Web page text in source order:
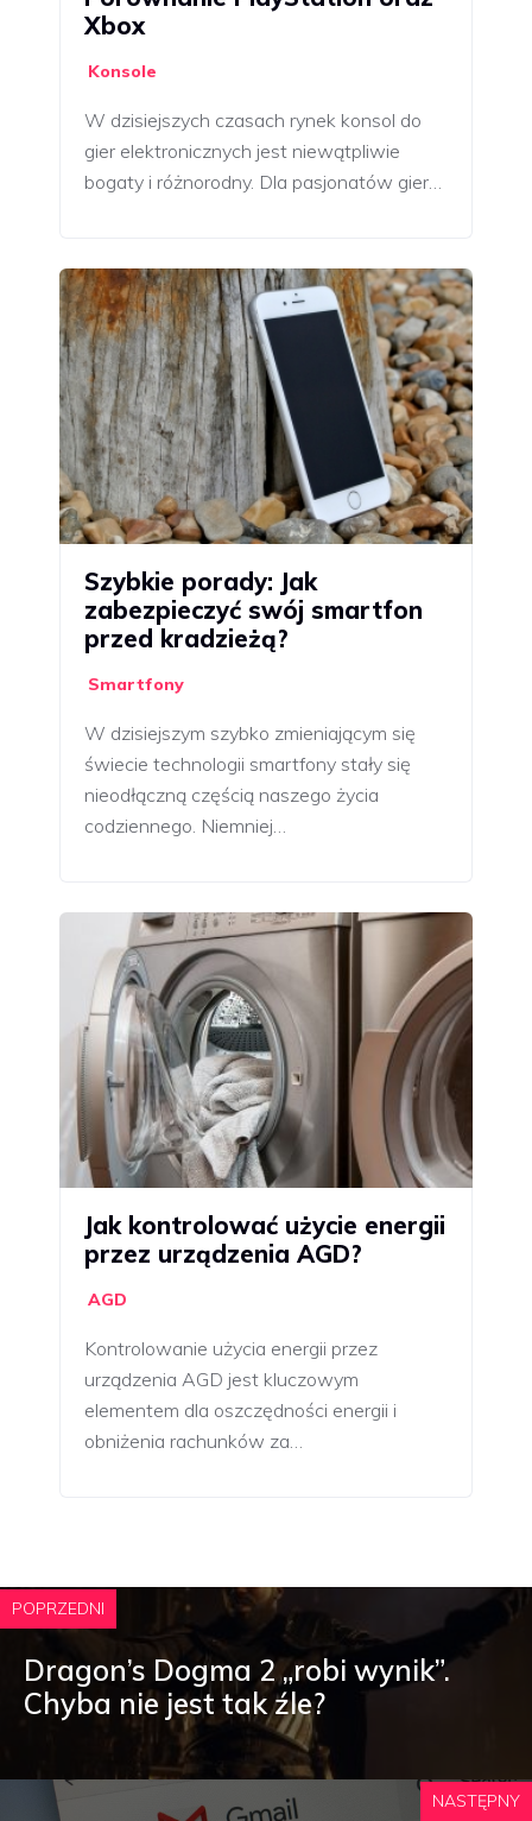
Xbox
Konsole
W dzisiejszych czasach rynek konsol do
gier elektronicznych jest niewątpliwie
bogaty i różnorodny. Dla pasjonatów gier…
Szybkie porady: Jak
zabezpieczyć swój smartfon
przed kradzieżą?
Smartfony
W dzisiejszym szybko zmieniającym się
świecie technologii smartfony stały się
nieodłączną częścią naszego życia
codziennego. Niemniej…
Jak kontrolować użycie energii
przez urządzenia AGD?
AGD
Kontrolowanie użycia energii przez
urządzenia AGD jest kluczowym
elementem dla oszczędności energii i
obniżenia rachunków za…
POPRZEDNI
Dragon’s Dogma 2 „robi wynik”.
Chyba nie jest tak źle?
NASTĘPNY